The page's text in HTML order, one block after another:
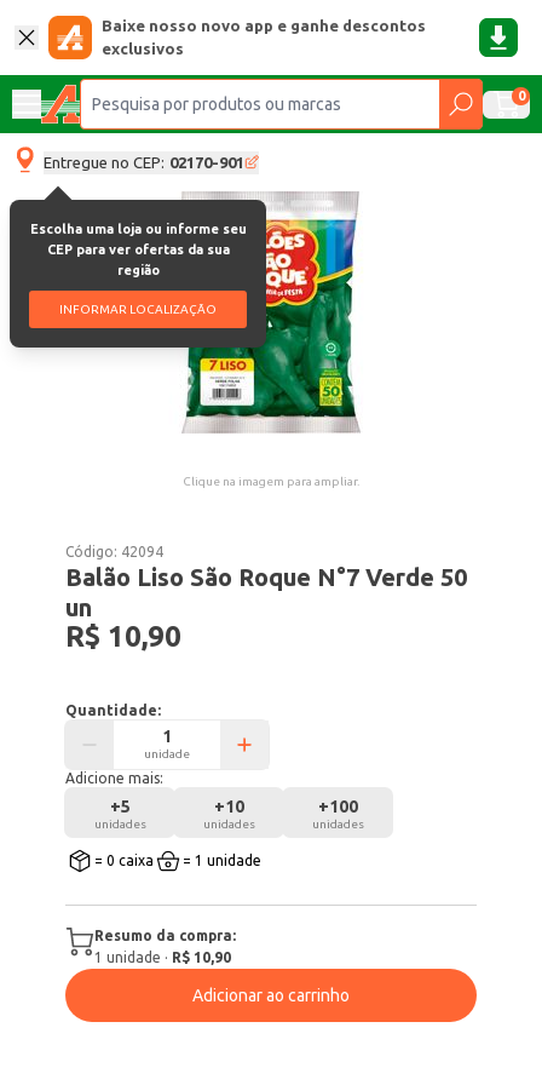
Baixe nosso novo app e ganhe descontos
exclusivos
0
Entregue no CEP: 02170-901
Escolha uma loja ou informe seu
CEP para ver ofertas da sua
região
INFORMAR LOCALIZAÇÃO
Clique na imagem para ampliar.
Código: 42094
Balão Liso São Roque N°7 Verde 50
un
R$ 10,90
Quantidade:
unidade
Adicione mais:
+5
unidades
+10
unidades
+100
unidades
= 0 caixa = 1 unidade
Resumo da compra:
1 unidade · R$ 10,90
Adicionar ao carrinho